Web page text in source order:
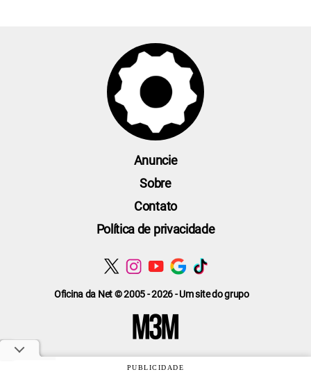
Oficina da Net © 2005 - 2026 - Um site do grupo
Anuncie
Sobre
Contato
Política de privacidade
PUBLICIDADE